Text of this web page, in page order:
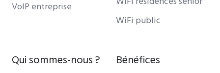
VoIP entreprise
WiFi public
Qui sommes-nous ? Bénéfices